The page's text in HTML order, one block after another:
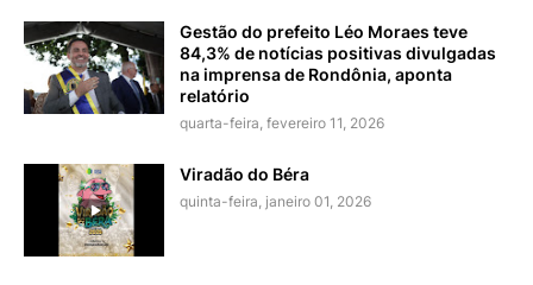
Gestão do prefeito Léo Moraes teve
84,3% de notícias positivas divulgadas
na imprensa de Rondônia, aponta
relatório
quarta-feira, fevereiro 11, 2026
Viradão do Béra
quinta-feira, janeiro 01, 2026